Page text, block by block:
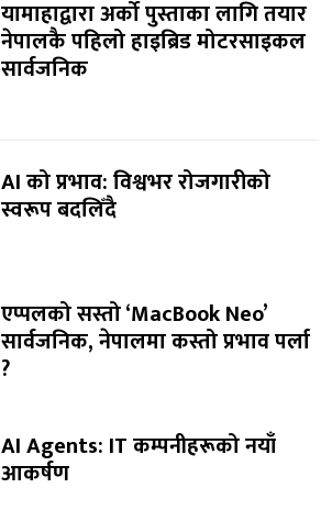
यामाहाद्वारा अर्को पुस्ताका लागि तयार
नेपालकै पहिलो हाइब्रिड मोटरसाइकल
सार्वजनिक
AI को प्रभाव: विश्वभर रोजगारीको
स्वरूप बदलिँदै
एप्पलको सस्तो ‘MacBook Neo’
सार्वजनिक, नेपालमा कस्तो प्रभाव पर्ला
?
AI Agents: IT कम्पनीहरूको नयाँ
आकर्षण